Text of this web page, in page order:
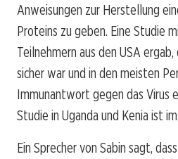
Anweisungen zur Herstellung
Proteins zu geben. Eine Studie
Teilnehmern aus den USA
sicher war und in den meisten
Immunantwort gegen das Virus
Studie in Uganda und Kenia ist
Ein Sprecher von Sabin sagt,